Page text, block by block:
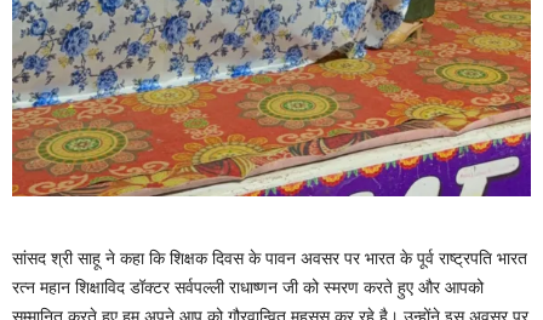
सांसद श्री साहू ने कहा कि शिक्षक दिवस के पावन अवसर पर भारत के पूर्व राष्ट्रपति भारत
रत्न महान शिक्षाविद डॉक्टर सर्वपल्ली राधाष्णन जी को स्मरण करते हुए और आपको